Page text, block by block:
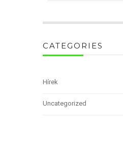
CATEGORIES
Hírek
Uncategorized